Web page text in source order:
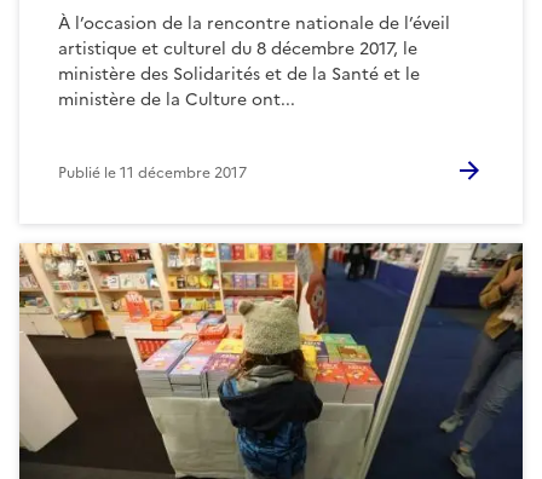
À l’occasion de la rencontre nationale de l’éveil
artistique et culturel du 8 décembre 2017, le
ministère des Solidarités et de la Santé et le
ministère de la Culture ont...
Publié le11 décembre 2017